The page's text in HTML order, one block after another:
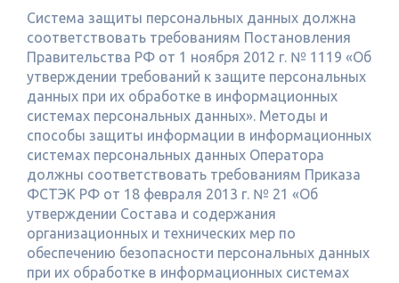
Система защиты персональных данных должна
соответствовать требованиям Постановления
Правительства РФ от 1 ноября 2012 г. № 1119 «Об
утверждении требований к защите персональных
данных при их обработке в информационных
системах персональных данных». Методы и
способы защиты информации в информационных
системах персональных данных Оператора
должны соответствовать требованиям Приказа
ФСТЭК РФ от 18 февраля 2013 г. № 21 «Об
утверждении Состава и содержания
организационных и технических мер по
обеспечению безопасности персональных данных
при их обработке в информационных системах